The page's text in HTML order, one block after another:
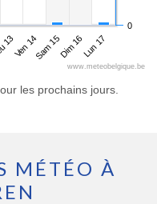
13Ven 14Sam 15Dim 16Lun 17
0
www.meteobelgique.be
les prochains jours.
MÉTÉO À